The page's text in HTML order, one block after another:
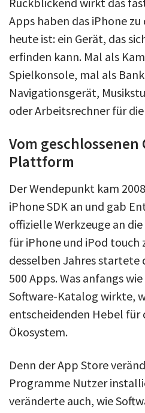
Apps haben das iPhone
heute ist: ein Gerät, das
erfinden kann. Mal als
Spielkonsole, mal als
Navigationsgerät,
oder Arbeitsrechner für
Vom geschlossenen
Plattform
Der Wendepunkt kam
iPhone SDK an und gab
offizielle Werkzeuge an
für iPhone und iPod touch
desselben Jahres startete
500 Apps. Was anfangs
Software-Katalog wirkte,
entscheidenden Hebel für
Ökosystem.
Denn der App Store
Programme Nutzer
veränderte auch, wie